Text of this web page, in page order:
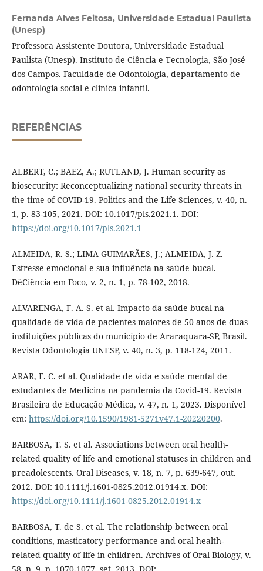
Fernanda Alves Feitosa, Universidade Estadual Paulista
(Unesp)
Professora Assistente Doutora, Universidade Estadual
Paulista (Unesp). Instituto de Ciência e Tecnologia, São José
dos Campos. Faculdade de Odontologia, departamento de
odontologia social e clínica infantil.
REFERÊNCIAS
ALBERT, C.; BAEZ, A.; RUTLAND, J. Human security as
biosecurity: Reconceptualizing national security threats in
the time of COVID-19. Politics and the Life Sciences, v. 40, n.
1, p. 83-105, 2021. DOI: 10.1017/pls.2021.1. DOI:
https://doi.org/10.1017/pls.2021.1
ALMEIDA, R. S.; LIMA GUIMARÃES, J.; ALMEIDA, J. Z.
Estresse emocional e sua influência na saúde bucal.
DêCiência em Foco, v. 2, n. 1, p. 78-102, 2018.
ALVARENGA, F. A. S. et al. Impacto da saúde bucal na
qualidade de vida de pacientes maiores de 50 anos de duas
instituições públicas do município de Araraquara-SP, Brasil.
Revista Odontologia UNESP, v. 40, n. 3, p. 118-124, 2011.
ARAR, F. C. et al. Qualidade de vida e saúde mental de
estudantes de Medicina na pandemia da Covid-19. Revista
Brasileira de Educação Médica, v. 47, n. 1, 2023. Disponível
em: https://doi.org/10.1590/1981-5271v47.1-20220200.
BARBOSA, T. S. et al. Associations between oral health-
related quality of life and emotional statuses in children and
preadolescents. Oral Diseases, v. 18, n. 7, p. 639-647, out.
2012. DOI: 10.1111/j.1601-0825.2012.01914.x. DOI:
https://doi.org/10.1111/j.1601-0825.2012.01914.x
BARBOSA, T. de S. et al. The relationship between oral
conditions, masticatory performance and oral health-
related quality of life in children. Archives of Oral Biology, v.